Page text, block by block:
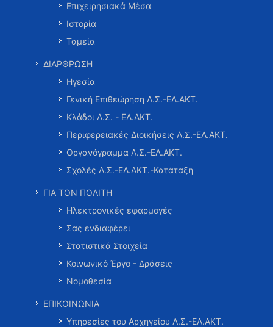
Επιχειρησιακά Μέσα
Ιστορία
Ταμεία
ΔΙΑΡΘΡΩΣΗ
Ηγεσία
Γενική Επιθεώρηση Λ.Σ.-ΕΛ.ΑΚΤ.
Κλάδοι Λ.Σ. - ΕΛ.ΑΚΤ.
Περιφερειακές Διοικήσεις Λ.Σ.-ΕΛ.ΑΚΤ.
Οργανόγραμμα Λ.Σ.-ΕΛ.ΑΚΤ.
Σχολές Λ.Σ.-ΕΛ.ΑΚΤ.-Κατάταξη
ΓΙΑ ΤΟΝ ΠΟΛΙΤΗ
Ηλεκτρονικές εφαρμογές
Σας ενδιαφέρει
Στατιστικά Στοιχεία
Κοινωνικό Έργο - Δράσεις
Νομοθεσία
ΕΠΙΚΟΙΝΩΝΙΑ
Υπηρεσίες του Αρχηγείου Λ.Σ.-ΕΛ.ΑΚΤ.